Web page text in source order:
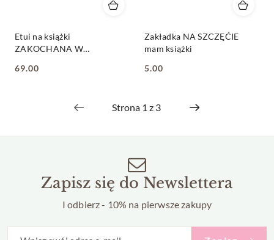
Etui na książki
ZAKOCHANA W
Cena:
69.00
Zakładka NA SZCZĘĆIE
mam książki
Cena:
5.00
Zapisz się do Newslettera
I odbierz - 10% na pierwsze zakupy